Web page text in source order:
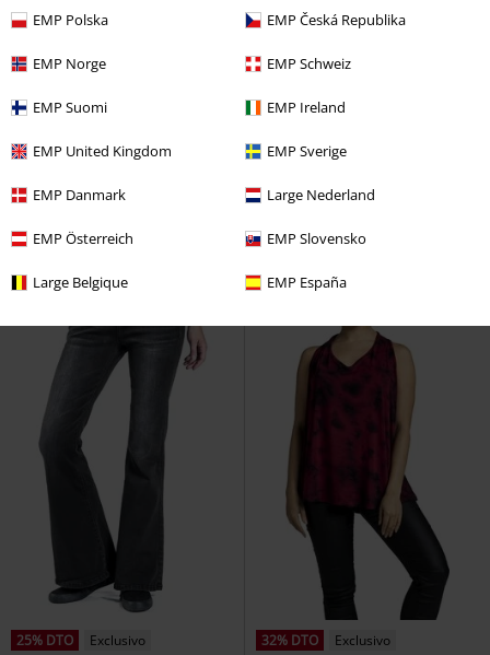
EMP Polska EMP Česká Republika
EMP Norge EMP Schweiz
EMP Suomi EMP Ireland
EMP United Kingdom EMP Sverige
EMP Danmark Large Nederland
EMP Österreich EMP Slovensko
Large Belgique EMP España
23% DTO
Exclusivo
PVPR 59,99 €
45,89 €
Walk The Line
RED by EMP
PVPRDesde59,99 €
Let It Rock
RED by EMP
25% DTO
Exclusivo
32% DTO
Exclusivo